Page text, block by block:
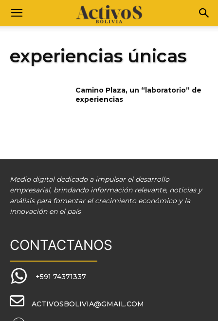
experiencias únicas
Camino Plaza, un “laboratorio” de
experiencias
Medio digital dedicado a impulsar el desarrollo
empresarial, brindando información relevante, noticias y
análisis para fomentar el crecimiento económico y la
innovación en el país
CONTACTANOS
+591 74371337
ACTIVOSBOLIVIA@GMAIL.COM